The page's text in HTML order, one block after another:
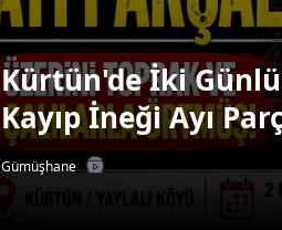
Kürtün'de İki
Kayıp İneği Ayı
Gümüşhane